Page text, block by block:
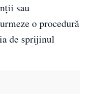
sau
o procedură
de sprijinul